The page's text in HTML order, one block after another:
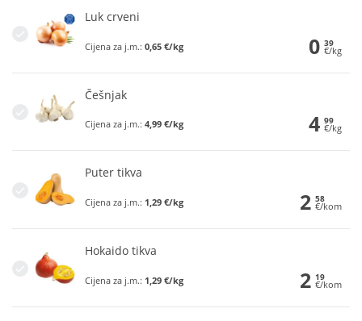
Luk crveni
Cijena za j.m.: 0,65 €/kg 0 39
€/kg
Češnjak
Cijena za j.m.: 4,99 €/kg 4 99
€/kg
Puter tikva
Cijena za j.m.: 1,29 €/kg 2 58
€/kom
Hokaido tikva
Cijena za j.m.: 1,29 €/kg 2 19
€/kom